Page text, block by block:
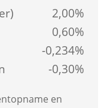
2,00%
0,60%
-0,234%
-0,30%
en